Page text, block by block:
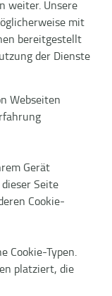
weiter. Unsere
mit
bereitgestellt
der Dienste
Webseiten
Gerät
Seite
Cookie-
Cookie-Typen.
platziert, die